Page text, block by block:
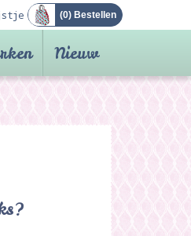
(0) Bestellen
Nieuw